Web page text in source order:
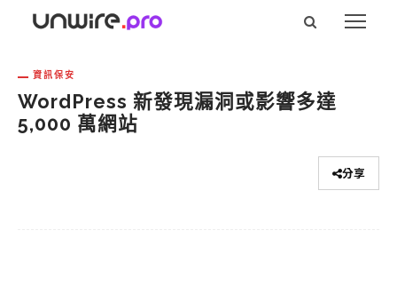
資訊保安
WordPress 新發現漏洞或影響多達
5,000 萬網站
分享